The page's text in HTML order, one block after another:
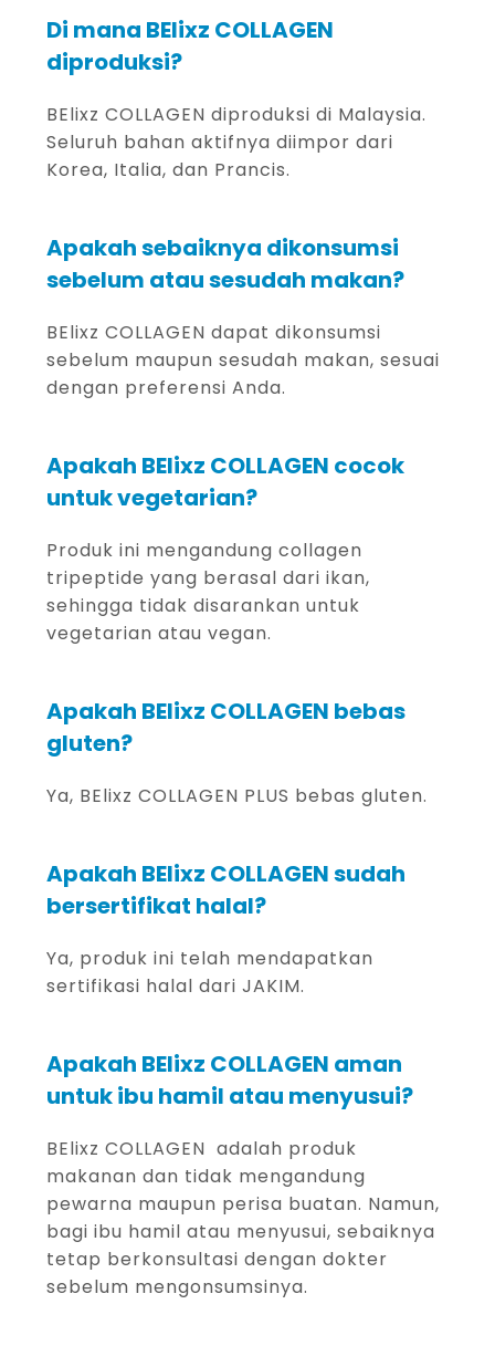
Di mana BElixz COLLAGEN
diproduksi?
BElixz COLLAGEN diproduksi di Malaysia.
Seluruh bahan aktifnya diimpor dari
Korea, Italia, dan Prancis.
Apakah sebaiknya dikonsumsi
sebelum atau sesudah makan?
BElixz COLLAGEN dapat dikonsumsi
sebelum maupun sesudah makan, sesuai
dengan preferensi Anda.
Apakah BElixz COLLAGEN cocok
untuk vegetarian?
Produk ini mengandung collagen
tripeptide yang berasal dari ikan,
sehingga tidak disarankan untuk
vegetarian atau vegan.
Apakah BElixz COLLAGEN bebas
gluten?
Ya, BElixz COLLAGEN PLUS bebas gluten.
Apakah BElixz COLLAGEN sudah
bersertifikat halal?
Ya, produk ini telah mendapatkan
sertifikasi halal dari JAKIM.
Apakah BElixz COLLAGEN aman
untuk ibu hamil atau menyusui?
BElixz COLLAGEN adalah produk
makanan dan tidak mengandung
pewarna maupun perisa buatan. Namun,
bagi ibu hamil atau menyusui, sebaiknya
tetap berkonsultasi dengan dokter
sebelum mengonsumsinya.